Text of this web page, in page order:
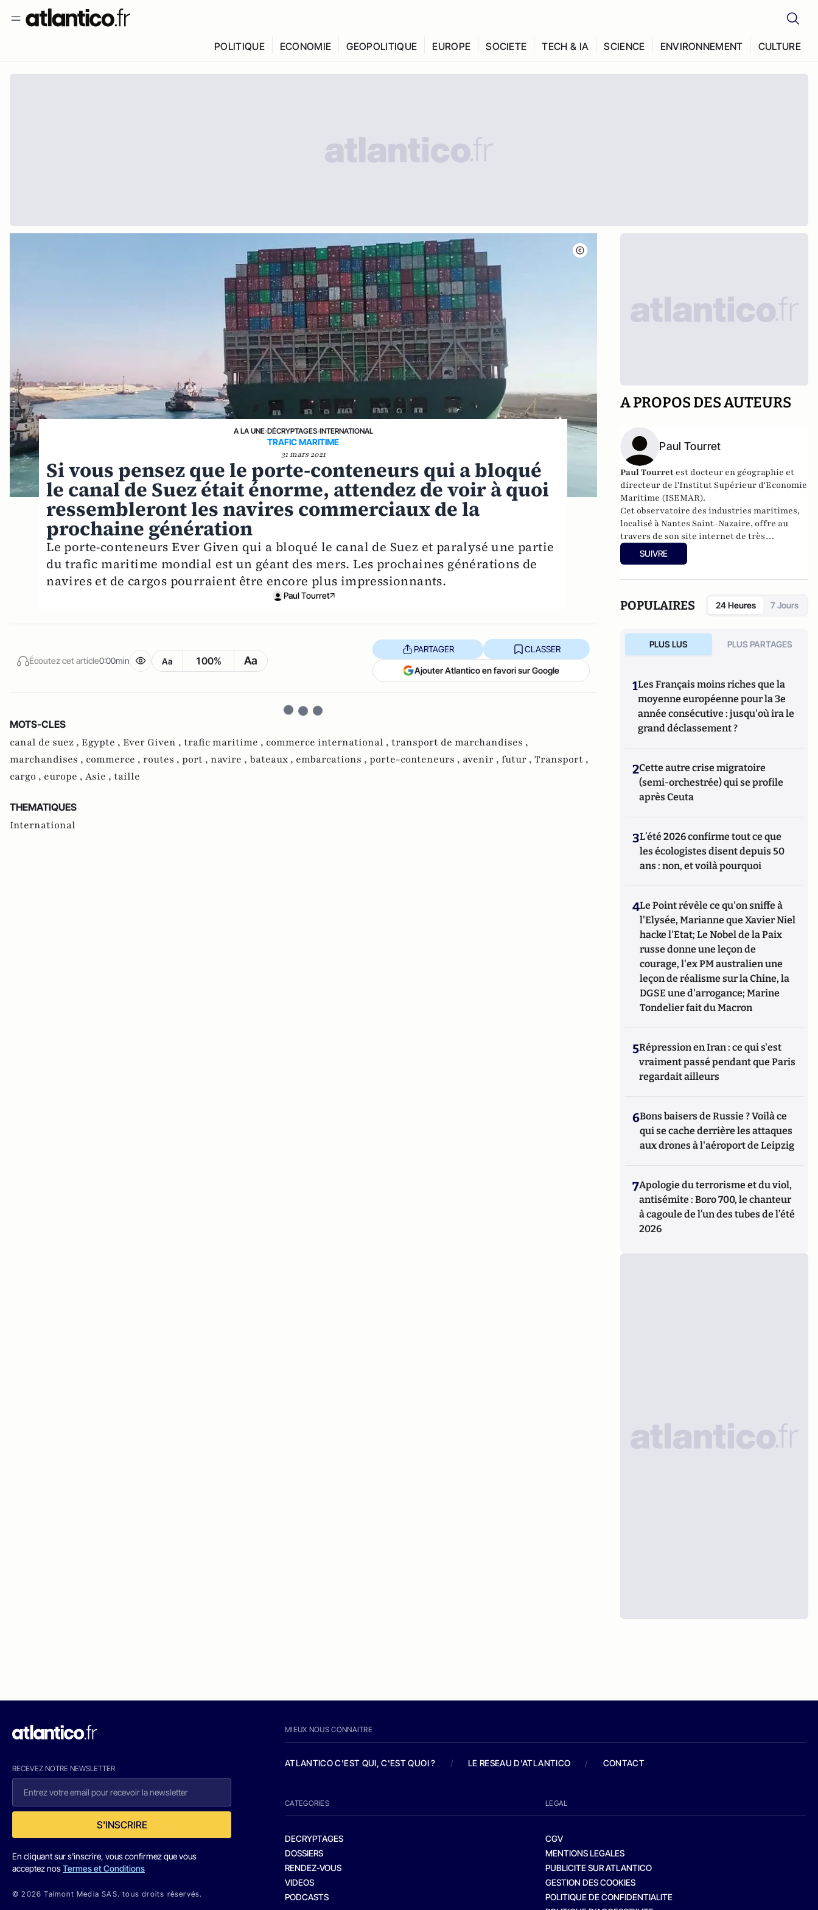
POLITIQUE ECONOMIE GEOPOLITIQUE EUROPE SOCIETE TECH & IA SCIENCE ENVIRONNEMENT CULTURE
A LA UNE›DÉCRYPTAGES›INTERNATIONAL
TRAFIC MARITIME
31 mars 2021
Si vous pensez que le porte-conteneurs qui a bloqué
le canal de Suez était énorme, attendez de voir à quoi
ressembleront les navires commerciaux de la
prochaine génération
Le porte-conteneurs Ever Given qui a bloqué le canal de Suez et paralysé une partie
du trafic maritime mondial est un géant des mers. Les prochaines générations de
navires et de cargos pourraient être encore plus impressionnants.
Paul Tourret
Écoutez cet article0:00min Aa 100% Aa
PARTAGER CLASSER
Ajouter Atlantico en favori sur Google
MOTS-CLES
canal de suez , Egypte , Ever Given , trafic maritime , commerce international , transport de marchandises ,
marchandises , commerce , routes , port , navire , bateaux , embarcations , porte-conteneurs , avenir , futur , Transport ,
cargo , europe , Asie , taille
THEMATIQUES
International
A PROPOS DES AUTEURS
Paul Tourret
Paul Tourret est docteur en géographie et
directeur de l'Institut Supérieur d'Economie
Maritime (ISEMAR).
Cet observatoire des industries maritimes,
localisé à Nantes Saint-Nazaire, offre au
travers de son site internet de très
nombreuses analyses sur l'économie
maritime. Chaque année, l'ISEMAR
SUIVRE
POPULAIRES 24 Heures 7 Jours
PLUS LUS PLUS PARTAGES
1Les Français moins riches que la
moyenne européenne pour la 3e
année consécutive : jusqu'où ira le
grand déclassement ?
2Cette autre crise migratoire
(semi-orchestrée) qui se profile
après Ceuta
3L’été 2026 confirme tout ce que
les écologistes disent depuis 50
ans : non, et voilà pourquoi
4Le Point révèle ce qu'on sniffe à
l'Elysée, Marianne que Xavier Niel
hacke l'Etat; Le Nobel de la Paix
russe donne une leçon de
courage, l'ex PM australien une
leçon de réalisme sur la Chine, la
DGSE une d'arrogance; Marine
Tondelier fait du Macron
5Répression en Iran : ce qui s'est
vraiment passé pendant que Paris
regardait ailleurs
6Bons baisers de Russie ? Voilà ce
qui se cache derrière les attaques
aux drones à l'aéroport de Leipzig
7Apologie du terrorisme et du viol,
antisémite : Boro 700, le chanteur
à cagoule de l’un des tubes de l’été
2026
RECEVEZ NOTRE NEWSLETTER
S'INSCRIRE
En cliquant sur s'inscrire, vous confirmez que vous
acceptez nosTermes et Conditions
© 2026 Talmont Media SAS. tous droits réservés.
MIEUX NOUS CONNAITRE
ATLANTICO C'EST QUI, C'EST QUOI ? / LE RESEAU D'ATLANTICO / CONTACT
CATEGORIES
DECRYPTAGES
DOSSIERS
RENDEZ-VOUS
VIDEOS
PODCASTS
LEGAL
CGV
MENTIONS LEGALES
PUBLICITE SUR ATLANTICO
GESTION DES COOKIES
POLITIQUE DE CONFIDENTIALITE